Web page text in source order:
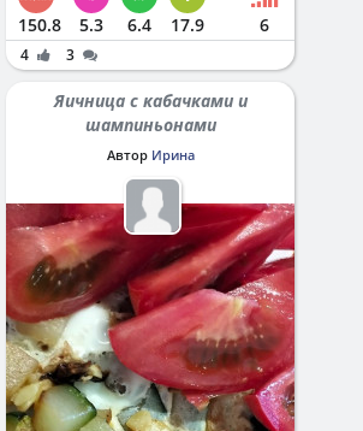
150.8 5.3 6.4 17.9 6
4 3
Яичница с кабачками и
шампиньонами
Автор Ирина